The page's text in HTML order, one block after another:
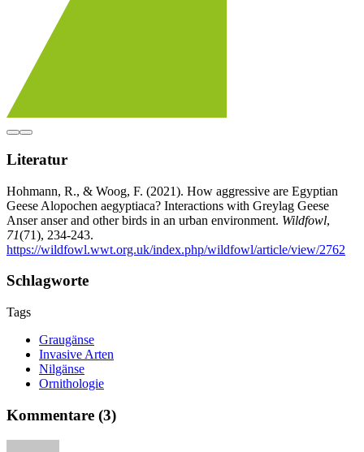
Literatur
Hohmann, R., & Woog, F. (2021). How aggressive are Egyptian
Geese Alopochen aegyptiaca? Interactions with Greylag Geese
Anser anser and other birds in an urban environment. Wildfowl,
71(71), 234-243.
https://wildfowl.wwt.org.uk/index.php/wildfowl/article/view/2762
Schlagworte
Tags
Graugänse
Invasive Arten
Nilgänse
Ornithologie
Kommentare (3)